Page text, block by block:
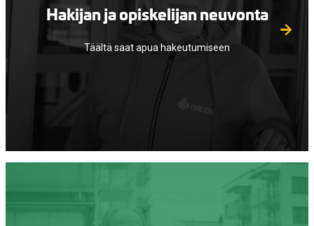
Hakijan ja opiskelijan neuvonta
Täältä saat apua hakeutumiseen